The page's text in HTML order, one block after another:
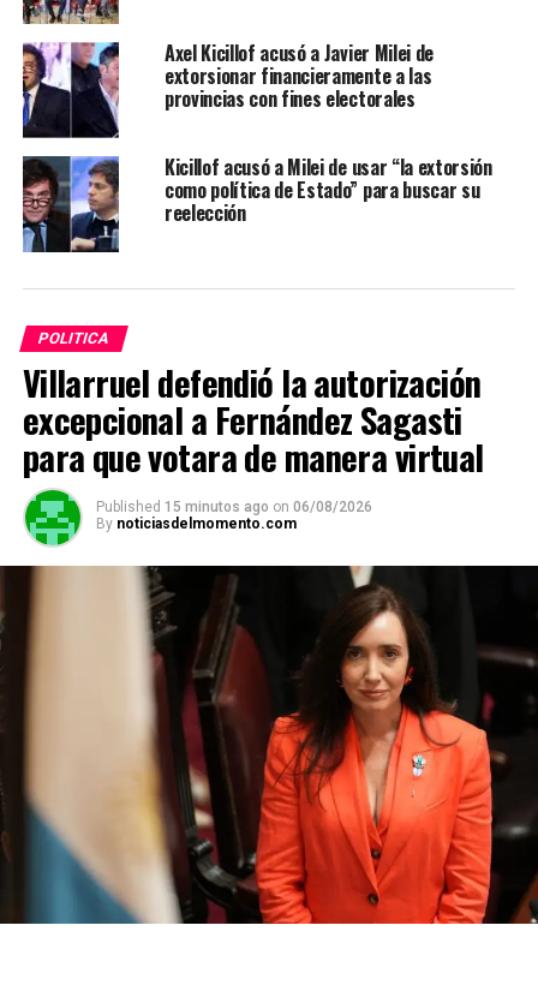
Axel Kicillof acusó a Javier Milei de
extorsionar financieramente a las
provincias con fines electorales
Kicillof acusó a Milei de usar “la extorsión
como política de Estado” para buscar su
reelección
POLITICA
Villarruel defendió la autorización
excepcional a Fernández Sagasti
para que votara de manera virtual
Published 15 minutos ago on 06/08/2026
By noticiasdelmomento.com